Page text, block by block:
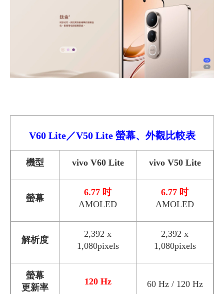
V60 Lite／V50 Lite螢幕、外觀比較表
機型 vivo V60 Lite vivo V50 Lite
螢幕
6.77 吋
AMOLED
6.77 吋
AMOLED
解析度
2,392 x
1,080pixels
2,392 x
1,080pixels
螢幕
更新率
120 Hz 60 Hz / 120 Hz